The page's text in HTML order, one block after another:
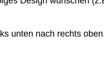
unten nach rechts